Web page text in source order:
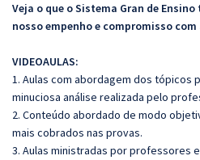
Veja o que o Sistema Gran de
nosso empenho e compromisso
VIDEOAULAS:
1. Aulas com abordagem dos tópicos
minuciosa análise realizada pelo
2. Conteúdo abordado de modo
mais cobrados nas provas.
3. Aulas ministradas por professores